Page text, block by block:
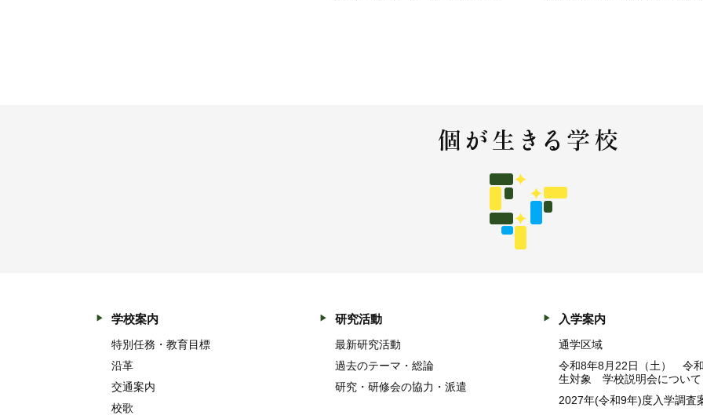
学校案内
特別任務・教育目標
沿革
交通案内
校歌
研究活動
最新研究活動
過去のテーマ・総論
研究・研修会の協力・派遣
入学案内
通学区域
令和8年8月22日（土） 令
生対象 学校説明会について
2027年(令和9年)度入学調査